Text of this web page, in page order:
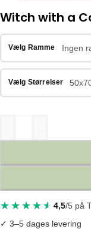
Witch with a
Vælg Ramme Ingen
Vælg Størrelser
4,5/5 på
✓ 3–5 dages levering